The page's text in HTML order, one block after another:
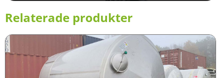
Relaterade produkter